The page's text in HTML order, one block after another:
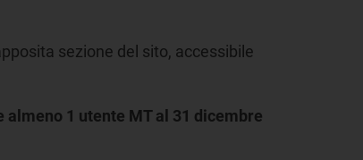
sezione del sito, accessibile
1 utente MT al 31 dicembre